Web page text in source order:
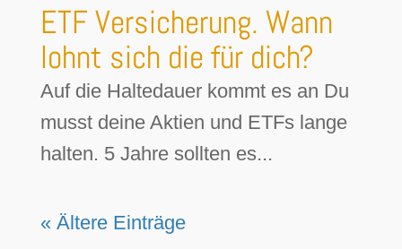
ETF Versicherung. Wann
lohnt sich die für dich?
Auf die Haltedauer kommt es an Du
musst deine Aktien und ETFs lange
halten. 5 Jahre sollten es...
« Ältere Einträge